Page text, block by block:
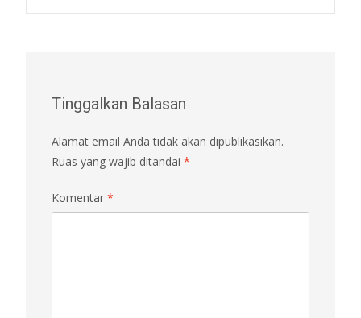
Tinggalkan Balasan
Alamat email Anda tidak akan dipublikasikan.
Ruas yang wajib ditandai *
Komentar *